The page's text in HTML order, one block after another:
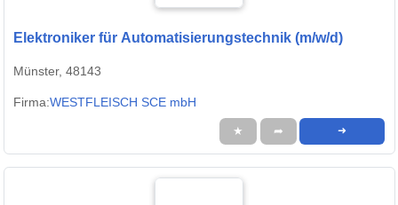
Elektroniker für Automatisierungstechnik (m/w/d)
Münster, 48143
Firma:WESTFLEISCH SCE mbH
★ ➦ ➜